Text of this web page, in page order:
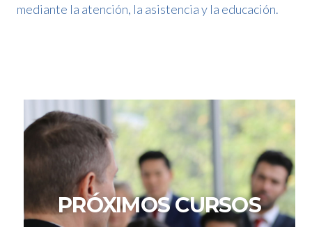
mediante la atención, la asistencia y la educación.
PRÓXIMOS CURSOS